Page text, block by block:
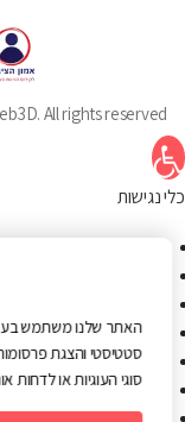
All rights reserved
פתח סרגל נגישות
כלי נגישות
ניגודיות גבוהה
ניגודיות הפוכה
רקע בהיר
האתר שלנו משתמש
סטטיסטי והצגת
סוגי העוגיות או לדחות